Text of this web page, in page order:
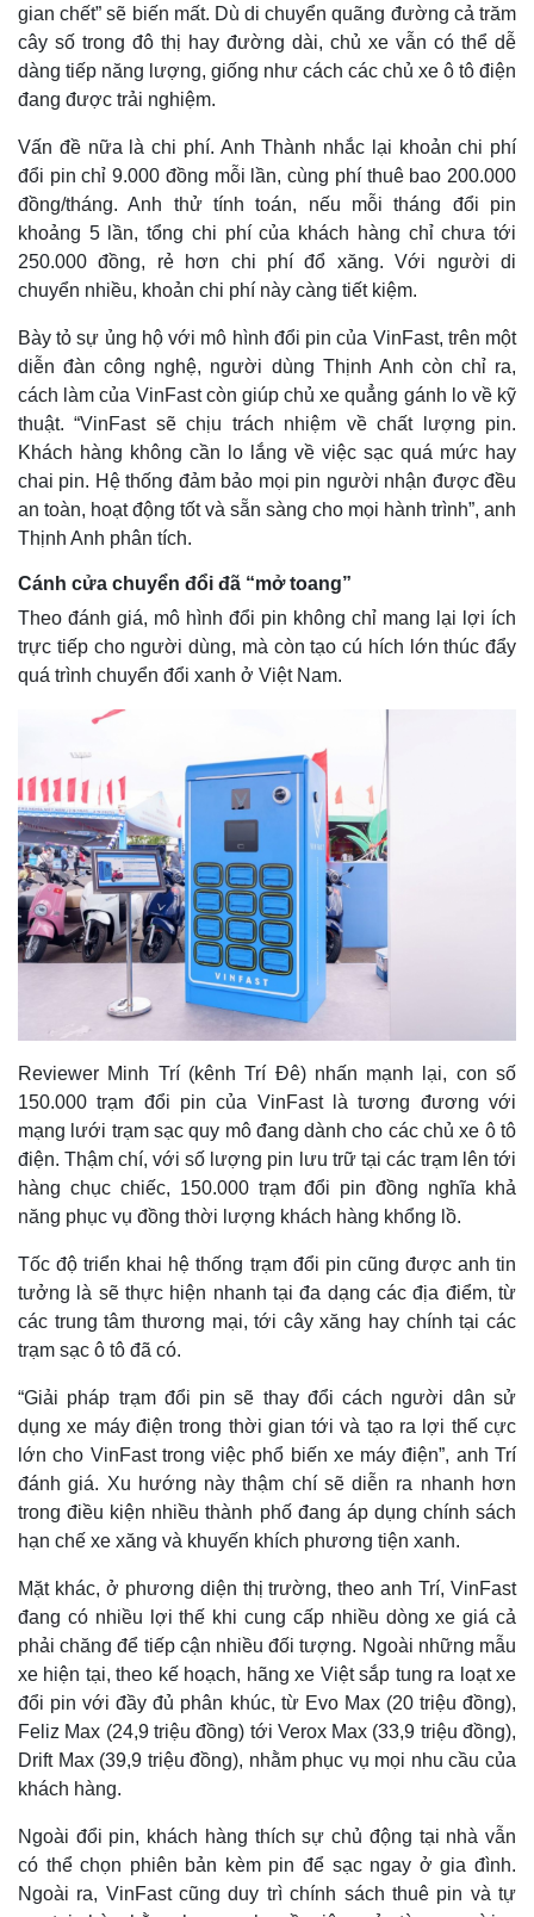
Cuộc sống đó đây
Hồ sơ
Ảnh
E-Magazine
Infographic
Kinh tế
Bất động sản
Khởi nghiệp
Thị trường
Giá vàng
Tiêu dùng
Tỷ giá
Giá cà phê
gian chết” sẽ biến mất. Dù di chuyển quãng đường cả trăm
cây số trong đô thị hay đường dài, chủ xe vẫn có thể dễ
dàng tiếp năng lượng, giống như cách các chủ xe ô tô điện
đang được trải nghiệm.
Vấn đề nữa là chi phí. Anh Thành nhắc lại khoản chi phí
đổi pin chỉ 9.000 đồng mỗi lần, cùng phí thuê bao 200.000
đồng/tháng. Anh thử tính toán, nếu mỗi tháng đổi pin
khoảng 5 lần, tổng chi phí của khách hàng chỉ chưa tới
250.000 đồng, rẻ hơn chi phí đổ xăng. Với người di
chuyển nhiều, khoản chi phí này càng tiết kiệm.
Bày tỏ sự ủng hộ với mô hình đổi pin của VinFast, trên một
diễn đàn công nghệ, người dùng Thịnh Anh còn chỉ ra,
cách làm của VinFast còn giúp chủ xe quẳng gánh lo về kỹ
thuật. “VinFast sẽ chịu trách nhiệm về chất lượng pin.
Khách hàng không cần lo lắng về việc sạc quá mức hay
chai pin. Hệ thống đảm bảo mọi pin người nhận được đều
an toàn, hoạt động tốt và sẵn sàng cho mọi hành trình”, anh
Thịnh Anh phân tích.
Cánh cửa chuyển đổi đã “mở toang”
Theo đánh giá, mô hình đổi pin không chỉ mang lại lợi ích
trực tiếp cho người dùng, mà còn tạo cú hích lớn thúc đẩy
quá trình chuyển đổi xanh ở Việt Nam.
Reviewer Minh Trí (kênh Trí Đê) nhấn mạnh lại, con số
150.000 trạm đổi pin của VinFast là tương đương với
mạng lưới trạm sạc quy mô đang dành cho các chủ xe ô tô
điện. Thậm chí, với số lượng pin lưu trữ tại các trạm lên tới
hàng chục chiếc, 150.000 trạm đổi pin đồng nghĩa khả
năng phục vụ đồng thời lượng khách hàng khổng lồ.
Tốc độ triển khai hệ thống trạm đổi pin cũng được anh tin
tưởng là sẽ thực hiện nhanh tại đa dạng các địa điểm, từ
các trung tâm thương mại, tới cây xăng hay chính tại các
trạm sạc ô tô đã có.
“Giải pháp trạm đổi pin sẽ thay đổi cách người dân sử
dụng xe máy điện trong thời gian tới và tạo ra lợi thế cực
lớn cho VinFast trong việc phổ biến xe máy điện”, anh Trí
đánh giá. Xu hướng này thậm chí sẽ diễn ra nhanh hơn
trong điều kiện nhiều thành phố đang áp dụng chính sách
hạn chế xe xăng và khuyến khích phương tiện xanh.
Mặt khác, ở phương diện thị trường, theo anh Trí, VinFast
đang có nhiều lợi thế khi cung cấp nhiều dòng xe giá cả
phải chăng để tiếp cận nhiều đối tượng. Ngoài những mẫu
xe hiện tại, theo kế hoạch, hãng xe Việt sắp tung ra loạt xe
đổi pin với đầy đủ phân khúc, từ Evo Max (20 triệu đồng),
Feliz Max (24,9 triệu đồng) tới Verox Max (33,9 triệu đồng),
Drift Max (39,9 triệu đồng), nhằm phục vụ mọi nhu cầu của
khách hàng.
Ngoài đổi pin, khách hàng thích sự chủ động tại nhà vẫn
có thể chọn phiên bản kèm pin để sạc ngay ở gia đình.
Ngoài ra, VinFast cũng duy trì chính sách thuê pin và tự